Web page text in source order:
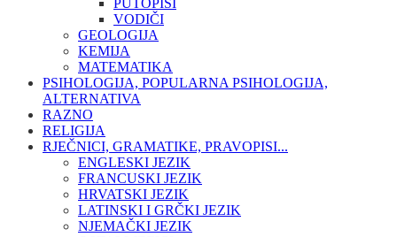
PUTOPISI
VODIČI
GEOLOGIJA
KEMIJA
MATEMATIKA
PSIHOLOGIJA, POPULARNA PSIHOLOGIJA,
ALTERNATIVA
RAZNO
RELIGIJA
RJEČNICI, GRAMATIKE, PRAVOPISI...
ENGLESKI JEZIK
FRANCUSKI JEZIK
HRVATSKI JEZIK
LATINSKI I GRČKI JEZIK
NJEMAČKI JEZIK